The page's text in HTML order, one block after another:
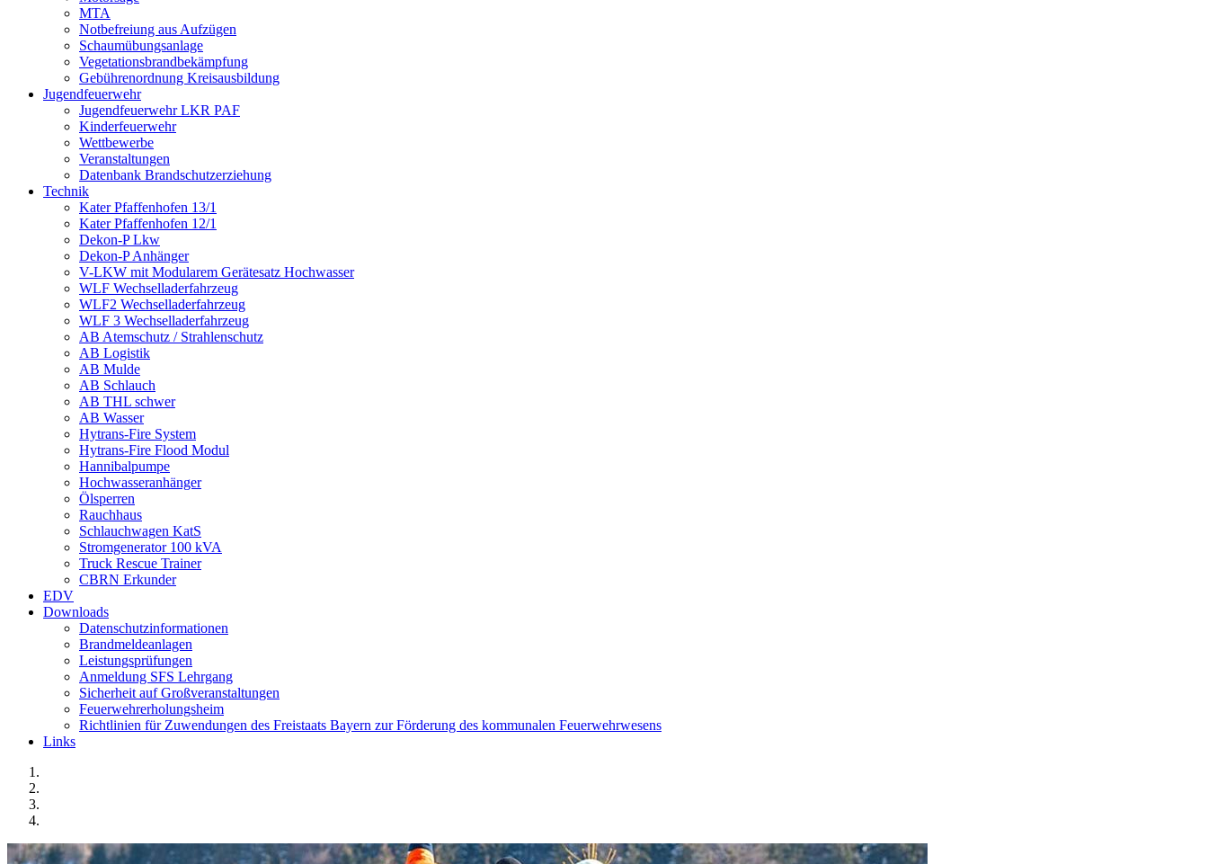
MTA
Notbefreiung aus Aufzügen
Schaumübungsanlage
Vegetationsbrandbekämpfung
Gebührenordnung Kreisausbildung
Jugendfeuerwehr
Jugendfeuerwehr LKR PAF
Kinderfeuerwehr
Wettbewerbe
Veranstaltungen
Datenbank Brandschutzerziehung
Technik
Kater Pfaffenhofen 13/1
Kater Pfaffenhofen 12/1
Dekon-P Lkw
Dekon-P Anhänger
V-LKW mit Modularem Gerätesatz Hochwasser
WLF Wechselladerfahrzeug
WLF2 Wechselladerfahrzeug
WLF 3 Wechselladerfahrzeug
AB Atemschutz / Strahlenschutz
AB Logistik
AB Mulde
AB Schlauch
AB THL schwer
AB Wasser
Hytrans-Fire System
Hytrans-Fire Flood Modul
Hannibalpumpe
Hochwasseranhänger
Ölsperren
Rauchhaus
Schlauchwagen KatS
Stromgenerator 100 kVA
Truck Rescue Trainer
CBRN Erkunder
EDV
Downloads
Datenschutzinformationen
Brandmeldeanlagen
Leistungsprüfungen
Anmeldung SFS Lehrgang
Sicherheit auf Großveranstaltungen
Feuerwehrerholungsheim
Richtlinien für Zuwendungen des Freistaats Bayern zur Förderung des kommunalen Feuerwehrwesens
Links